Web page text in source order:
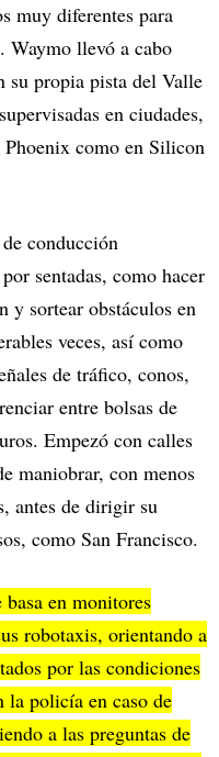
muy diferentes para
Waymo llevó a cabo
su propia pista del Valle
en ciudades,
como en Silicon
conducción
sentadas, como hacer
y sortear obstáculos en
veces, así como
de tráfico, conos,
entre bolsas de
Empezó con calles
maniobrar, con menos
antes de dirigir su
como San Francisco.
en monitores
robotaxis, orientando a
por las condiciones
la policía en caso de
a las preguntas de